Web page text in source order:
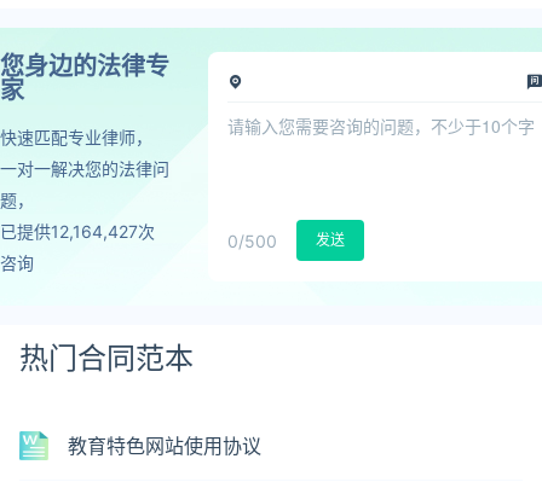
您身边的法律专
家
快速匹配专业律师，
一对一解决您的法律问
题，
已提供12,164,427次
咨询
0/500 发送
热门合同范本
教育特色网站使用协议